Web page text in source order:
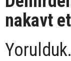
nakavt